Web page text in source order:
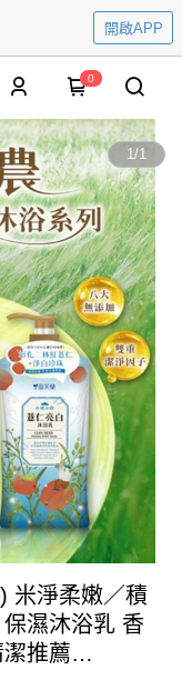
開啟APP
0
1/1
米淨柔嫩／積
濕沐浴乳 香
推薦